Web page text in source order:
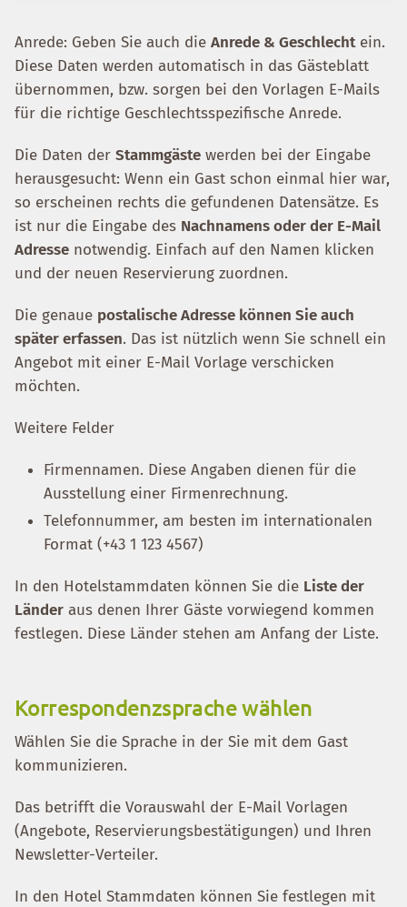
Anrede: Geben Sie auch die Anrede & Geschlechtein.
Diese Daten werden automatisch in das Gästeblatt
übernommen, bzw. sorgen bei den Vorlagen E-Mails
für die richtige Geschlechtsspezifische Anrede.
Die Daten der Stammgäste werden bei der Eingabe
herausgesucht: Wenn ein Gast schon einmal hier war,
so erscheinen rechts die gefundenen Datensätze. Es
ist nur die Eingabe des Nachnamens oder der E-Mail
Adresse notwendig. Einfach auf den Namen klicken
und der neuen Reservierung zuordnen.
Die genaue postalische Adresse können Sie auch
später erfassen. Das ist nützlich wenn Sie schnell ein
Angebot mit einer E-Mail Vorlage verschicken
möchten.
Weitere Felder
Firmennamen. Diese Angaben dienen für die
Ausstellung einer Firmenrechnung.
Telefonnummer, am besten im internationalen
Format (+43 1 123 4567)
In den Hotelstammdaten können Sie die Liste der
Länder aus denen Ihrer Gäste vorwiegend kommen
festlegen. Diese Länder stehen am Anfang der Liste.
Korrespondenzsprache wählen
Wählen Sie die Sprache in der Sie mit dem Gast
kommunizieren.
Das betrifft die Vorauswahl der E-Mail Vorlagen
(Angebote, Reservierungsbestätigungen) und Ihren
Newsletter-Verteiler.
In den Hotel Stammdaten können Sie festlegen mit